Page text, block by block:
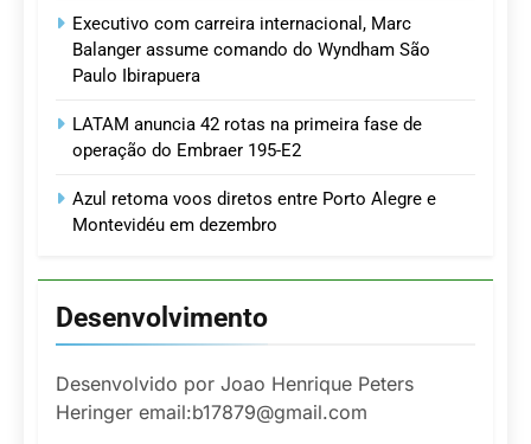
Executivo com carreira internacional, Marc
Balanger assume comando do Wyndham São
Paulo Ibirapuera
LATAM anuncia 42 rotas na primeira fase de
operação do Embraer 195-E2
Azul retoma voos diretos entre Porto Alegre e
Montevidéu em dezembro
Desenvolvimento
Desenvolvido por Joao Henrique Peters
Heringer email:b17879@gmail.com